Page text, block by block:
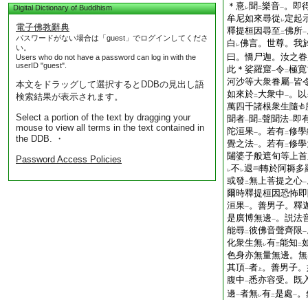
Digital Dictionary of Buddhism
電子佛教辭典
パスワードがない場合は「guest」でログインしてくださ
い。
Users who do not have a password can log in with the
userID "guest".
本文をドラッグして選択するとDDBの見出し語
検索結果が表示されます。
Select a portion of the text by dragging your
mouse to view all terms in the text contained in
the DDB. ・
Password Access Policies
＊憙 レ聞 二樂音一。即
牟尼如來尋從 レ定起
釋提桓因尋至 二佛所一
白 レ佛言。世尊。我
曰。憍尸迦。汝之
此＊娑羅窟一令二極
河沙等大衆眷屬一皆
如來於二 大衆中一。以
萬四千諸根衆生隨
聞者一聞 二聲聞法一即
陀洹果一。若有二修
覺之法一。若有二修
闥婆子般遮旬等上
レ不 レ退
轉於阿耨多
或發 二無上菩提之心一
爾時釋提桓因恐怖
洹果一。善男子。釋
是廣博無邊一。説法
能尋二彼佛音聲齊限一
化衆生無レ有三能知 二
色身亦無量無邊。無
其頂一者 上 。善男子
腹中一悉亦容受。既
邊一者無レ有二是處一